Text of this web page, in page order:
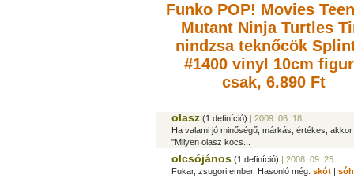
Funko POP! Movies
Mutant Ninja Turtles
nindzsa teknőcök
#1400 vinyl 10cm
csak, 6.890 Ft
olasz (1 definíció) | 2009. 06. 18.
Ha valami jó minőségű, márkás, értékes,
"Milyen olasz kocs...
olcsójános (1 definíció) | 2008. 09. 25.
Fukar, zsugori ember. Hasonló még: skót |